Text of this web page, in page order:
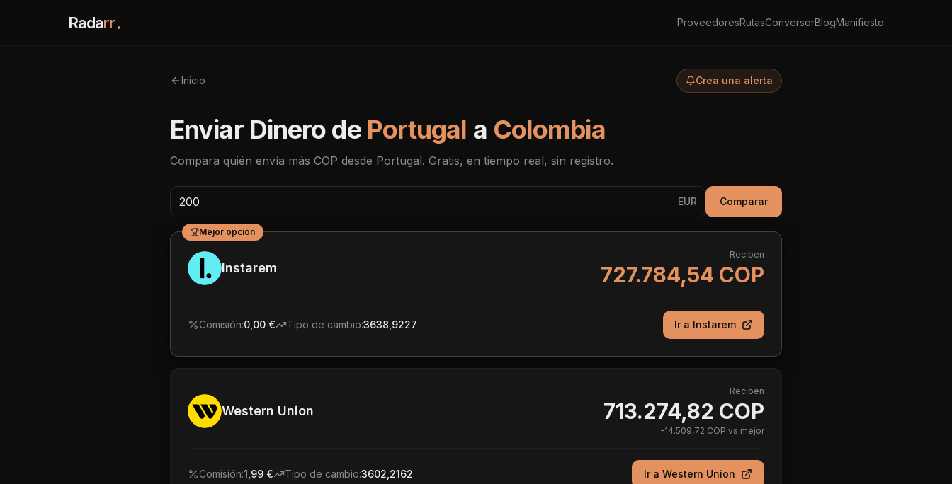
Radarr. ProveedoresRutasConversorBlogManifiesto
Inicio Crea una alerta
Enviar Dinero de Portugal a Colombia
Compara quién envía más COP desde Portugal. Gratis, en tiempo real, sin registro.
EUR Comparar
Mejor opción
Instarem
Reciben
727.784,54 COP
Comisión:0,00 € Tipo de cambio:3638,9227 Ir a Instarem
Western Union
Reciben
713.274,82 COP
-14.509,72 COP vs mejor
Comisión:1,99 € Tipo de cambio:3602,2162 Ir a Western Union